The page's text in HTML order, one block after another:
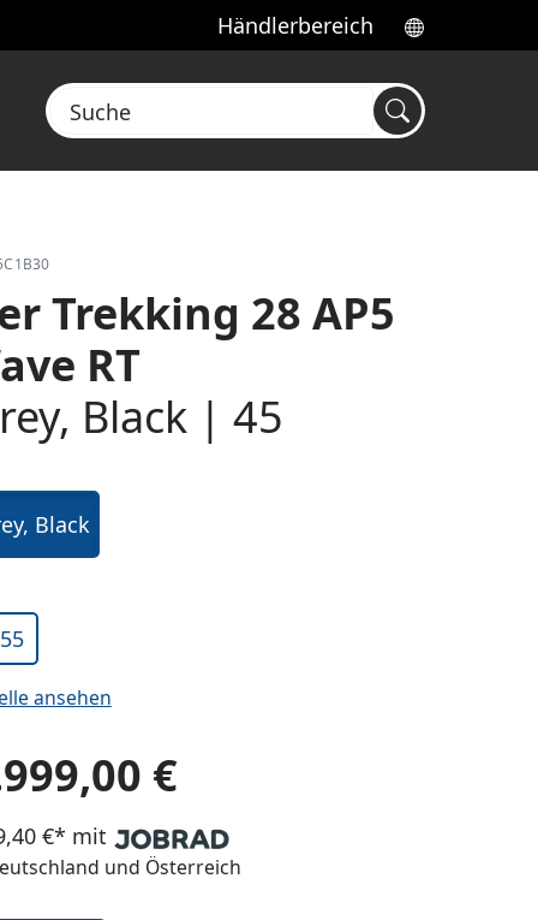
Händlerbereich
Suche
Trekking 28 AP5
RT
Black | 45
Black
55
ansehen
€
€* mit
und Österreich